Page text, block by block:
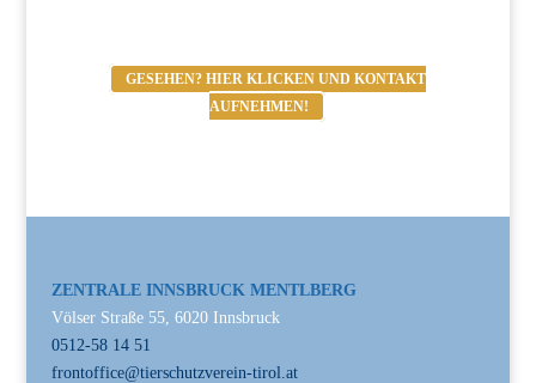
GESEHEN? HIER KLICKEN UND KONTAKT
AUFNEHMEN!
ZENTRALE INNSBRUCK MENTLBERG
Völser Straße 55, 6020 Innsbruck
0512-58 14 51
frontoffice@tierschutzverein-tirol.at